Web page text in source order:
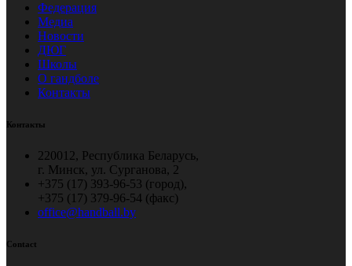
Федерация
Медиа
Новости
ДЮГ
Школы
О гандболе
Контакты
Контакты
220012, Республика Беларусь,
г. Минск, ул. Сурганова, 2
+375 (17) 393-96-53 (город),
+375 (17) 379-96-54 (факс)
office@handball.by
Contact